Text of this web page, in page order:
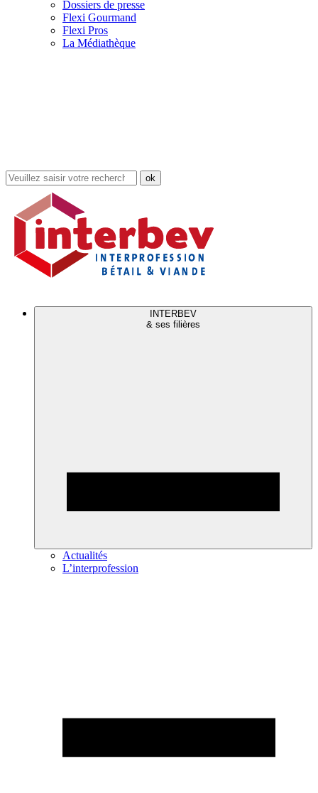
Dossiers de presse
Flexi Gourmand
Flexi Pros
La Médiathèque
Rechercher
dans
site
INTERBEV
& ses filières
Actualités
L’interprofession